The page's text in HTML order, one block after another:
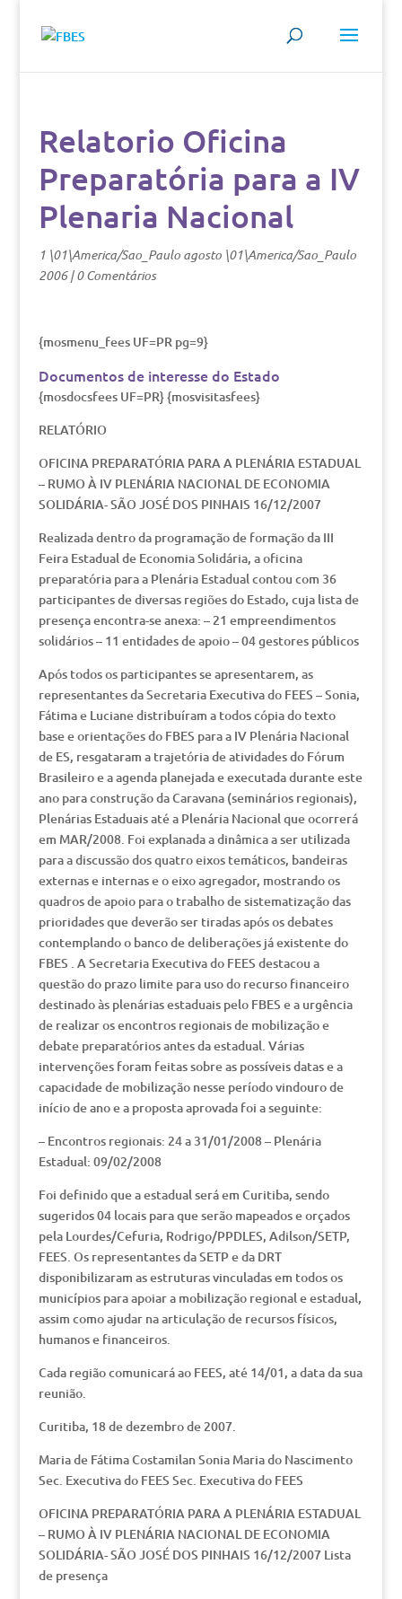
Relatorio Oficina
Preparatória para a IV
Plenaria Nacional
1 \01\America/Sao_Paulo agosto \01\America/Sao_Paulo
2006|0 Comentários
{mosmenu_fees UF=PR pg=9}
Documentos de interesse do Estado
{mosdocsfees UF=PR} {mosvisitasfees}
RELATÓRIO
OFICINA PREPARATÓRIA PARA A PLENÁRIA ESTADUAL
– RUMO À IV PLENÁRIA NACIONAL DE ECONOMIA
SOLIDÁRIA- SÃO JOSÉ DOS PINHAIS 16/12/2007
Realizada dentro da programação de formação da III
Feira Estadual de Economia Solidária, a oficina
preparatória para a Plenária Estadual contou com 36
participantes de diversas regiões do Estado, cuja lista de
presença encontra-se anexa: – 21 empreendimentos
solidários – 11 entidades de apoio – 04 gestores públicos
Após todos os participantes se apresentarem, as
representantes da Secretaria Executiva do FEES – Sonia,
Fátima e Luciane distribuíram a todos cópia do texto
base e orientações do FBES para a IV Plenária Nacional
de ES, resgataram a trajetória de atividades do Fórum
Brasileiro e a agenda planejada e executada durante este
ano para construção da Caravana (seminários regionais),
Plenárias Estaduais até a Plenária Nacional que ocorrerá
em MAR/2008. Foi explanada a dinâmica a ser utilizada
para a discussão dos quatro eixos temáticos, bandeiras
externas e internas e o eixo agregador, mostrando os
quadros de apoio para o trabalho de sistematização das
prioridades que deverão ser tiradas após os debates
contemplando o banco de deliberações já existente do
FBES . A Secretaria Executiva do FEES destacou a
questão do prazo limite para uso do recurso financeiro
destinado às plenárias estaduais pelo FBES e a urgência
de realizar os encontros regionais de mobilização e
debate preparatórios antes da estadual. Várias
intervenções foram feitas sobre as possíveis datas e a
capacidade de mobilização nesse período vindouro de
início de ano e a proposta aprovada foi a seguinte:
– Encontros regionais: 24 a 31/01/2008 – Plenária
Estadual: 09/02/2008
Foi definido que a estadual será em Curitiba, sendo
sugeridos 04 locais para que serão mapeados e orçados
pela Lourdes/Cefuria, Rodrigo/PPDLES, Adilson/SETP,
FEES. Os representantes da SETP e da DRT
disponibilizaram as estruturas vinculadas em todos os
municípios para apoiar a mobilização regional e estadual,
assim como ajudar na articulação de recursos físicos,
humanos e financeiros.
Cada região comunicará ao FEES, até 14/01, a data da sua
reunião.
Curitiba, 18 de dezembro de 2007.
Maria de Fátima Costamilan Sonia Maria do Nascimento
Sec. Executiva do FEES Sec. Executiva do FEES
OFICINA PREPARATÓRIA PARA A PLENÁRIA ESTADUAL
– RUMO À IV PLENÁRIA NACIONAL DE ECONOMIA
SOLIDÁRIA- SÃO JOSÉ DOS PINHAIS 16/12/2007 Lista
de presença